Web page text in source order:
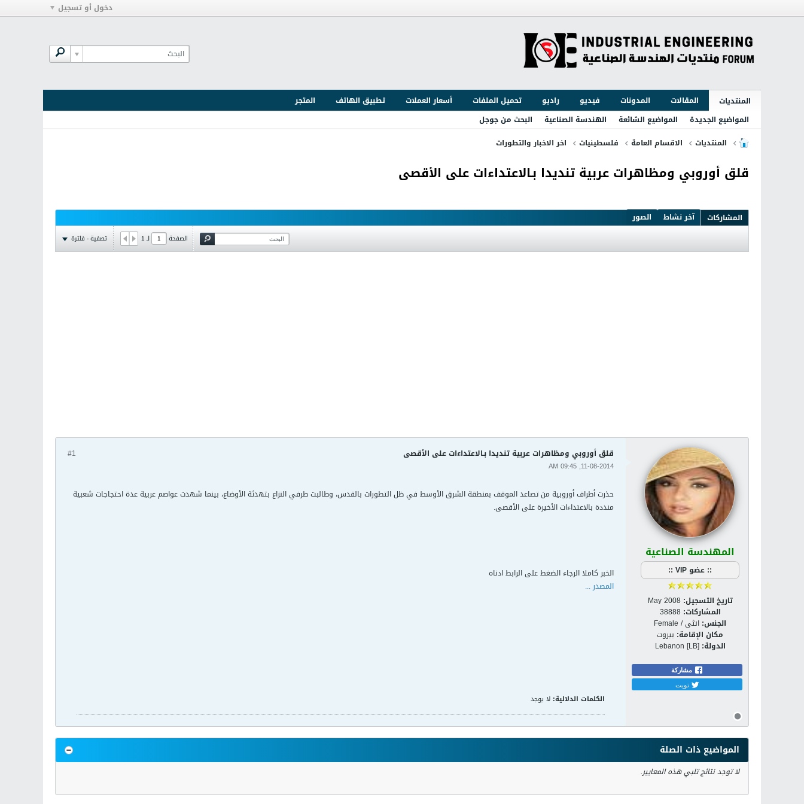
دخول أو تسجيل
المنتديات المقالات المدونات فيديو راديو تحميل الملفات أسعار العملات تطبيق الهاتف
المتجر
المواضيع الجديدة
المواضيع الشائعة الهندسة الصناعية
البحث من جوجل
المنتديات
الاقسام العامة فلسطينيات اخر الاخبار والتطورات
قلق أوروبي ومظاهرات عربية تنديدا بـالاعتداءات على الأقصى
المشاركات آخر نشاط الصور
الصفحة لـ1 تصفية - فلترة
المهندسة الصناعية
:: عضو VIP ::
تاريخ التسجيل: May 2008
المشاركات: 38888
الجنس: انثى / Female
مكان الإقامة: بيروت
الدولة: Lebanon [LB]
مشاركة
تويت
#1 قلق أوروبي ومظاهرات عربية تنديدا بـالاعتداءات على الأقصى
11-08-2014, 09:45 AM
حذرت أطراف أوروبية من تصاعد الموقف بمنطقة الشرق الأوسط في ظل التطورات بالقدس، وطالبت طرفي النزاع بتهدئة الأوضاع، بينما شهدت عواصم عربية عدة احتجاجات شعبية
منددة بالاعتداءات الأخيرة على الأقصى.
الخبر كاملا الرجاء الضغط على الرابط ادناه
المصدر ...
الكلمات الدلالية: لا يوجد
المواضيع ذات الصلة
لا توجد نتائج تلبي هذه المعايير.